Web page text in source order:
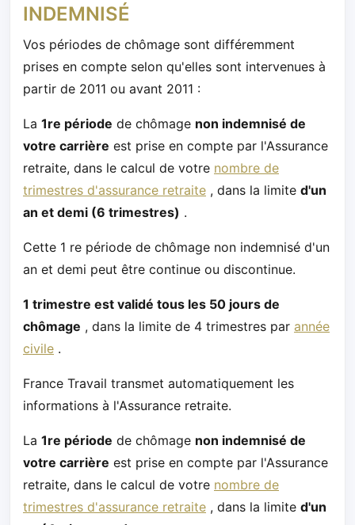
INDEMNISÉ
Vos périodes de chômage sont différemment
prises en compte selon qu'elles sont intervenues à
partir de 2011 ou avant 2011 :
La 1re période de chômage non indemnisé de
votre carrière est prise en compte par l'Assurance
retraite, dans le calcul de votre nombre de
trimestres d'assurance retraite , dans la limite d'un
an et demi (6 trimestres) .
Cette 1 re période de chômage non indemnisé d'un
an et demi peut être continue ou discontinue.
1 trimestre est validé tous les 50 jours de
chômage , dans la limite de 4 trimestres par année
civile .
France Travail transmet automatiquement les
informations à l'Assurance retraite.
La 1re période de chômage non indemnisé de
votre carrière est prise en compte par l'Assurance
retraite, dans le calcul de votre nombre de
trimestres d'assurance retraite , dans la limite d'un